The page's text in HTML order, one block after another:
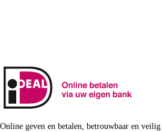
Online geven en betalen, betrouwbaar en veilig